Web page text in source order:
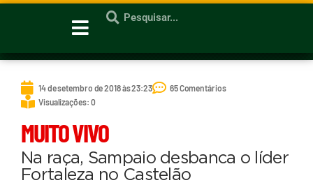
14 de setembro de 2018 às 23:23
65 Comentários
Visualizações: 0
MUITO VIVO
Na raça, Sampaio desbanca o líder
Fortaleza no Castelão